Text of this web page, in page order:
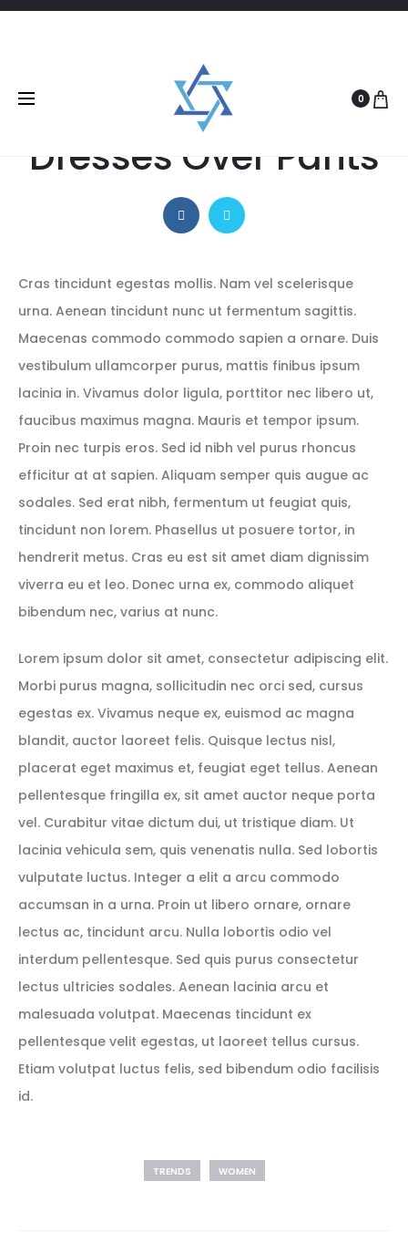
0
MINIMALISM
How To Wear
Dresses Over Pants
Cras tincidunt egestas mollis. Nam vel scelerisque
urna. Aenean tincidunt nunc ut fermentum sagittis.
Maecenas commodo commodo sapien a ornare. Duis
vestibulum ullamcorper purus, mattis finibus ipsum
lacinia in. Vivamus dolor ligula, porttitor nec libero ut,
faucibus maximus magna. Mauris et tempor ipsum.
Proin nec turpis eros. Sed id nibh vel purus rhoncus
efficitur at at sapien. Aliquam semper quis augue ac
sodales. Sed erat nibh, fermentum ut feugiat quis,
tincidunt non lorem. Phasellus ut posuere tortor, in
hendrerit metus. Cras eu est sit amet diam dignissim
viverra eu et leo. Donec urna ex, commodo aliquet
bibendum nec, varius at nunc.
Lorem ipsum dolor sit amet, consectetur adipiscing elit.
Morbi purus magna, sollicitudin nec orci sed, cursus
egestas ex. Vivamus neque ex, euismod ac magna
blandit, auctor laoreet felis. Quisque lectus nisl,
placerat eget maximus et, feugiat eget tellus. Aenean
pellentesque fringilla ex, sit amet auctor neque porta
vel. Curabitur vitae dictum dui, ut tristique diam. Ut
lacinia vehicula sem, quis venenatis nulla. Sed lobortis
vulputate luctus. Integer a elit a arcu commodo
accumsan in a urna. Proin ut libero ornare, ornare
lectus ac, tincidunt arcu. Nulla lobortis odio vel
interdum pellentesque. Sed quis purus consectetur
lectus ultricies sodales. Aenean lacinia arcu et
malesuada volutpat. Maecenas tincidunt ex
pellentesque velit egestas, ut laoreet tellus cursus.
Etiam volutpat luctus felis, sed bibendum odio facilisis
id.
TRENDS WOMEN